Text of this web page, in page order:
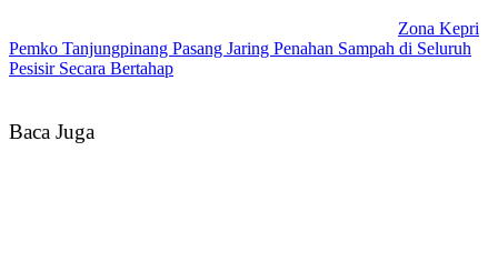
Zona Kepri
Pemko Tanjungpinang Pasang Jaring Penahan Sampah di Seluruh
Pesisir Secara Bertahap
Baca Juga